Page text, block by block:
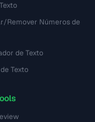
Remover Números de
de Texto
Texto